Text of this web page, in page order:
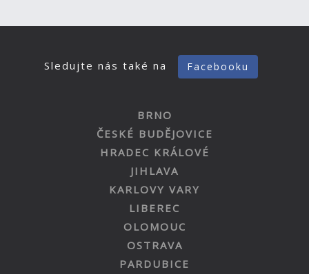
Sledujte nás také na Facebooku
BRNO
ČESKÉ BUDĚJOVICE
HRADEC KRÁLOVÉ
JIHLAVA
KARLOVY VARY
LIBEREC
OLOMOUC
OSTRAVA
PARDUBICE